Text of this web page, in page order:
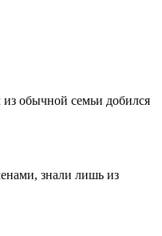
обычной семьи добился
знали лишь из